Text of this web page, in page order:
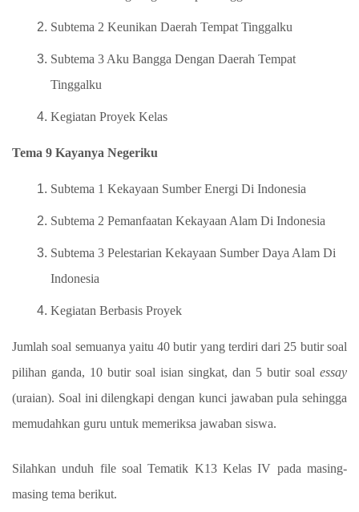
Subtema 2 Keunikan Daerah Tempat Tinggalku
Subtema 3 Aku Bangga Dengan Daerah Tempat
Tinggalku
Kegiatan Proyek Kelas
Tema 9 Kayanya Negeriku
Subtema 1 Kekayaan Sumber Energi Di Indonesia
Subtema 2 Pemanfaatan Kekayaan Alam Di Indonesia
Subtema 3 Pelestarian Kekayaan Sumber Daya Alam Di
Indonesia
Kegiatan Berbasis Proyek
Jumlah soal semuanya yaitu 40 butir yang terdiri dari 25 butir soal
pilihan ganda, 10 butir soal isian singkat, dan 5 butir soal essay
(uraian). Soal ini dilengkapi dengan kunci jawaban pula sehingga
memudahkan guru untuk memeriksa jawaban siswa.
Silahkan unduh file soal Tematik K13 Kelas IV pada masing-
masing tema berikut.